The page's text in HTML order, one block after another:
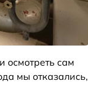
осмотреть сам
мы отказались,